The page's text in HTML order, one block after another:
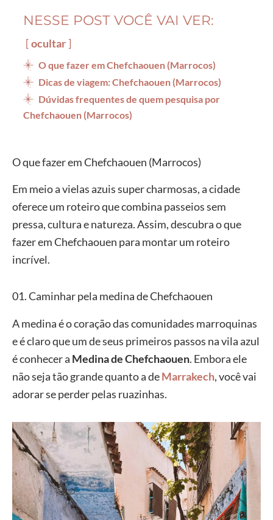
NESSE POST VOCÊ VAI VER:
ocultar
O que fazer em Chefchaouen (Marrocos)
Dicas de viagem: Chefchaouen (Marrocos)
Dúvidas frequentes de quem pesquisa por
Chefchaouen (Marrocos)
O que fazer em Chefchaouen (Marrocos)
Em meio a vielas azuis super charmosas, a cidade
oferece um roteiro que combina passeios sem
pressa, cultura e natureza. Assim, descubra o que
fazer em Chefchaouen para montar um roteiro
incrível.
01. Caminhar pela medina de Chefchaouen
A medina é o coração das comunidades marroquinas
e é claro que um de seus primeiros passos na vila azul
é conhecer a Medina de Chefchaouen. Embora ele
não seja tão grande quanto a deMarrakech, você vai
adorar se perder pelas ruazinhas.